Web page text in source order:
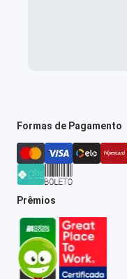
Formas de Pagamento
Prêmios